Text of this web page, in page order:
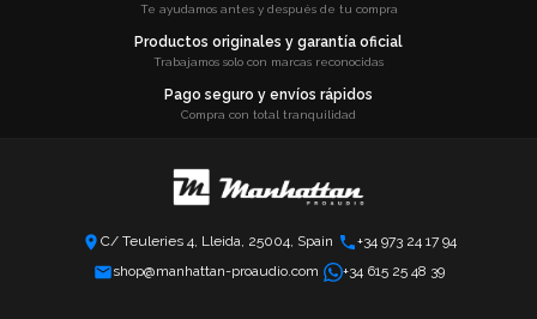
Te ayudamos antes y después de tu compra
Productos originales y garantía oficial
Trabajamos solo con marcas reconocidas
Pago seguro y envíos rápidos
Compra con total tranquilidad
C/ Teuleries 4, Lleida, 25004, Spain
+34 973 24 17 94
shop@manhattan-proaudio.com
+34 615 25 48 39